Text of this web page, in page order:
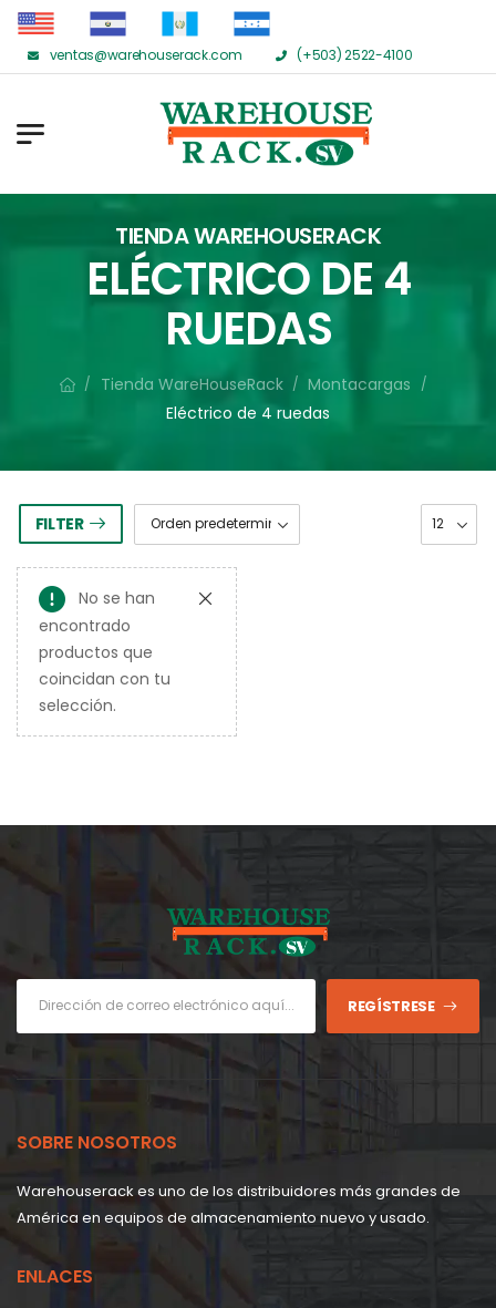
ventas@warehouserack.com (+503) 2522-4100
TIENDA WAREHOUSERACK
ELÉCTRICO DE 4
RUEDAS
/ Tienda WareHouseRack / Montacargas /
Eléctrico de 4 ruedas
FILTER
No se han
encontrado
productos que
coincidan con tu
selección.
REGÍSTRESE
SOBRE NOSOTROS
Warehouserack es uno de los distribuidores más grandes de
América en equipos de almacenamiento nuevo y usado.
ENLACES